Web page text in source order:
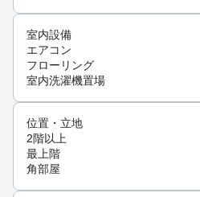
室内設備
エアコン
フローリング
室内洗濯機置場
位置・立地
2階以上
最上階
角部屋